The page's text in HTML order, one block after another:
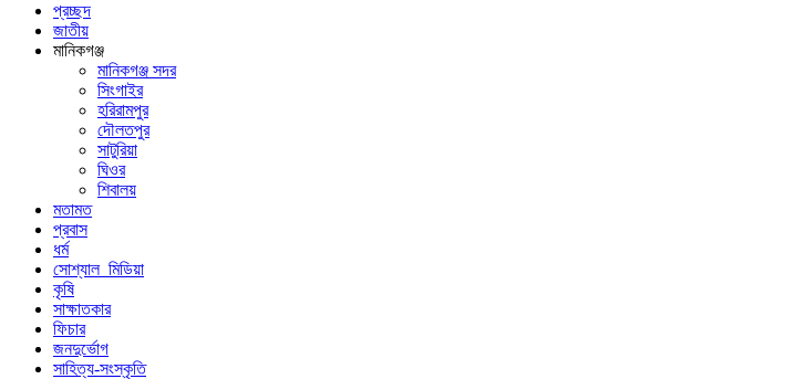
প্রচ্ছদ
জাতীয়
মানিকগঞ্জ
মানিকগঞ্জ সদর
সিংগাইর
হরিরামপুর
দৌলতপুর
সাটুরিয়া
ঘিওর
শিবালয়
মতামত
প্রবাস
ধর্ম
সোশ্যাল_মিডিয়া
কৃষি
সাক্ষাতকার
ফিচার
জনদুর্ভোগ
সাহিত্য-সংস্কৃতি